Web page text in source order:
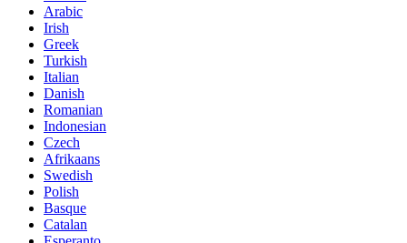
Arabic
Irish
Greek
Turkish
Italian
Danish
Romanian
Indonesian
Czech
Afrikaans
Swedish
Polish
Basque
Catalan